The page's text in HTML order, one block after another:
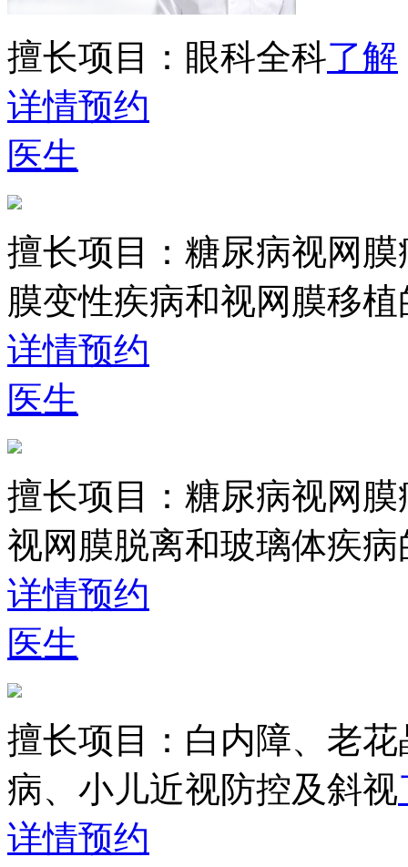
擅长项目： 眼科全科了解
详情预约
医生
擅长项目： 糖尿病视网
膜变性疾病和视网膜移
详情预约
医生
擅长项目： 糖尿病视网
视网膜脱离和玻璃体疾
详情预约
医生
擅长项目： 白内障、老
病、小儿近视防控及斜视
详情预约